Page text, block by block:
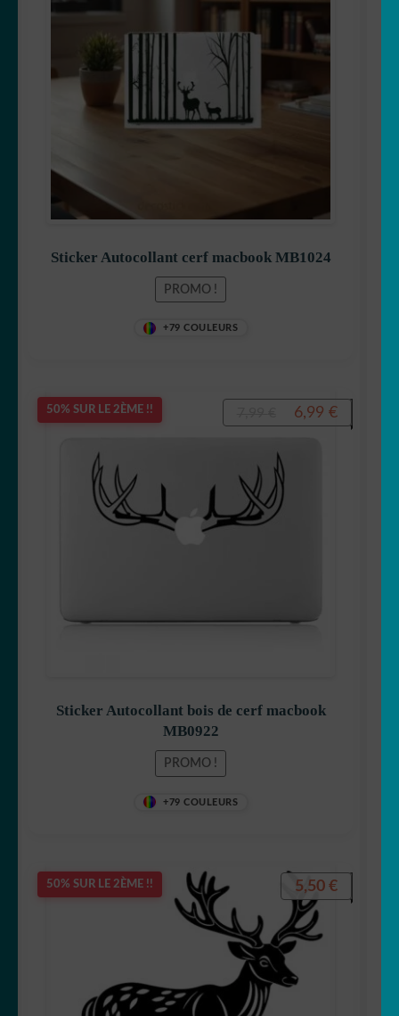
Sticker Autocollant cerf macbook MB1024
PROMO !
+79 COULEURS
initial
était :
7,99 €.
50% SUR LE 2ÈME !!
Sticker Autocollant bois de cerf macbook
MB0922
PROMO !
+79 COULEURS
Le
initial
6,99 €Le
50% SUR LE 2ÈME !! 5,50 €